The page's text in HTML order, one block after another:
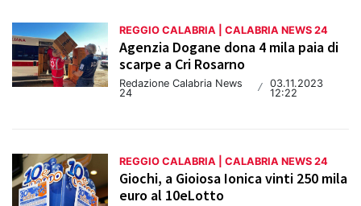
REGGIO CALABRIA | CALABRIA NEWS 24
Agenzia Dogane dona 4 mila paia di
scarpe a Cri Rosarno
Redazione Calabria News
24
/
03.11.2023
12:22
REGGIO CALABRIA | CALABRIA NEWS 24
Giochi, a Gioiosa Ionica vinti 250 mila
euro al 10eLotto